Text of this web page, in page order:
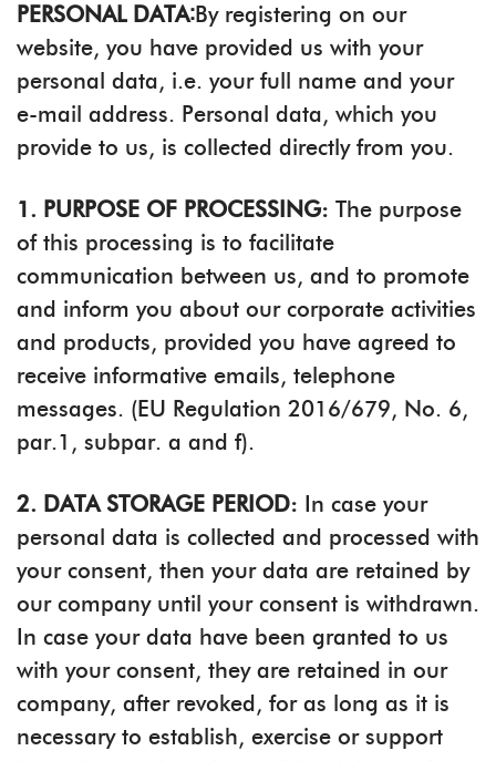
PERSONAL DATA∶By registering on our
website, you have provided us with your
personal data, i.e. your full name and your
e-mail address. Personal data, which you
provide to us, is collected directly from you.
1. PURPOSE OF PROCESSING: The purpose
of this processing is to facilitate
communication between us, and to promote
and inform you about our corporate activities
and products, provided you have agreed to
receive informative emails, telephone
messages. (EU Regulation 2016/679, No. 6,
par.1, subpar. a and f).
2. DATA STORAGE PERIOD: In case your
personal data is collected and processed with
your consent, then your data are retained by
our company until your consent is withdrawn.
In case your data have been granted to us
with your consent, they are retained in our
company, after revoked, for as long as it is
necessary to establish, exercise or support